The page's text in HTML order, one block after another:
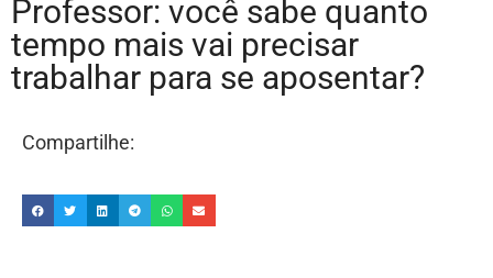
Professor: você sabe quanto
tempo mais vai precisar
trabalhar para se aposentar?
Compartilhe: